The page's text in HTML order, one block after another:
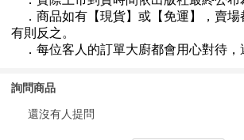
詢問商品
還沒有人提問